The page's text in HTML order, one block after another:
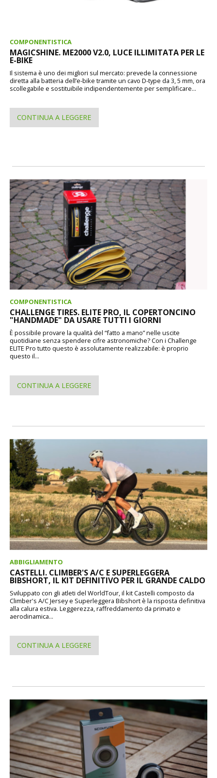
COMPONENTISTICA
MAGICSHINE. ME2000 V2.0, LUCE ILLIMITATA PER LE
E-BIKE
Il sistema è uno dei migliori sul mercato: prevede la connessione
diretta alla batteria dell’e-bike tramite un cavo D-type da 3, 5 mm, ora
scollegabile e sostituibile indipendentemente per semplificare...
CONTINUA A LEGGERE
COMPONENTISTICA
CHALLENGE TIRES. ELITE PRO, IL COPERTONCINO
"HANDMADE" DA USARE TUTTI I GIORNI
È possibile provare la qualità del “fatto a mano” nelle uscite
quotidiane senza spendere cifre astronomiche? Con i Challenge
ELITE Pro tutto questo è assolutamente realizzabile: è proprio
questo il...
CONTINUA A LEGGERE
ABBIGLIAMENTO
CASTELLI. CLIMBER'S A/C E SUPERLEGGERA
BIBSHORT, IL KIT DEFINITIVO PER IL GRANDE CALDO
Sviluppato con gli atleti del WorldTour, il kit Castelli composto da
Climber's A/C Jersey e Superleggera Bibshort è la risposta definitiva
alla calura estiva. Leggerezza, raffreddamento da primato e
aerodinamica...
CONTINUA A LEGGERE